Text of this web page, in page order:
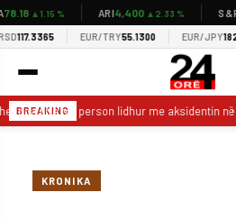
▲1.15 % ARI4,400▲2.33 % S&P
117.3365 EUR/TRY55.1300 EUR/JPY
BREAKING
nga liria një person lidhur me aksidentin në
KRONIKA